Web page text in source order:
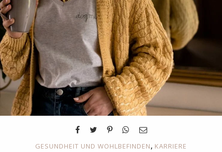
GESUNDHEIT UND WOHLBEFINDEN, KARRIERE